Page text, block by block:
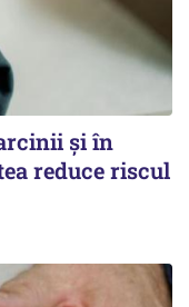
și în
reduce riscul